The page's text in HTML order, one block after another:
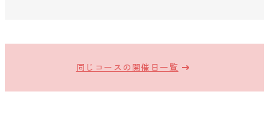
同じコースの開催日一覧